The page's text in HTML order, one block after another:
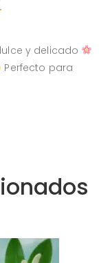
y delicado
Perfecto para